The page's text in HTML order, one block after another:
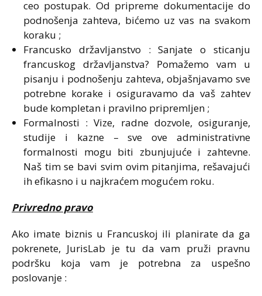
ceo postupak. Od pripreme dokumentacije do
podnošenja zahteva, bićemo uz vas na svakom
koraku ;
Francusko državljanstvo : Sanjate o sticanju
francuskog državljanstva? Pomažemo vam u
pisanju i podnošenju zahteva, objašnjavamo sve
potrebne korake i osiguravamo da vaš zahtev
bude kompletan i pravilno pripremljen ;
Formalnosti : Vize, radne dozvole, osiguranje,
studije i kazne – sve ove administrativne
formalnosti mogu biti zbunjujuće i zahtevne.
Naš tim se bavi svim ovim pitanjima, rešavajući
ih efikasno i u najkraćem mogućem roku.
Privredno pravo
Ako imate biznis u Francuskoj ili planirate da ga
pokrenete, JurisLab je tu da vam pruži pravnu
podršku koja vam je potrebna za uspešno
poslovanje :